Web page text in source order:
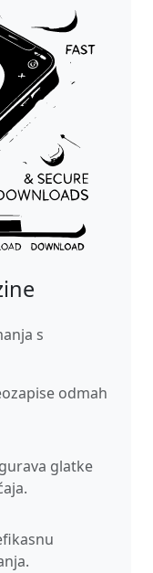
s
odmah
glatke